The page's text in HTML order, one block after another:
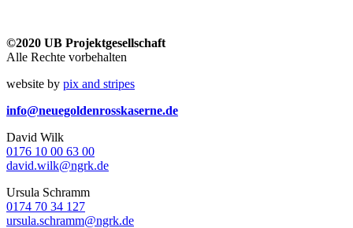
©2020 UB Projektgesellschaft
Alle Rechte vorbehalten
website by pix and stripes
info@neuegoldenrosskaserne.de
David Wilk
0176 10 00 63 00
david.wilk@ngrk.de
Ursula Schramm
0174 70 34 127
ursula.schramm@ngrk.de